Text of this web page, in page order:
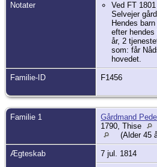
Notater
Ved FT
Selvejer
Hendes
efter
år, 2
som: får
hovedet.
Familie-ID F1456
Familie 1 Gårdmand
1790, Thise
(Alder 45
Ægteskab 7 jul. 1814